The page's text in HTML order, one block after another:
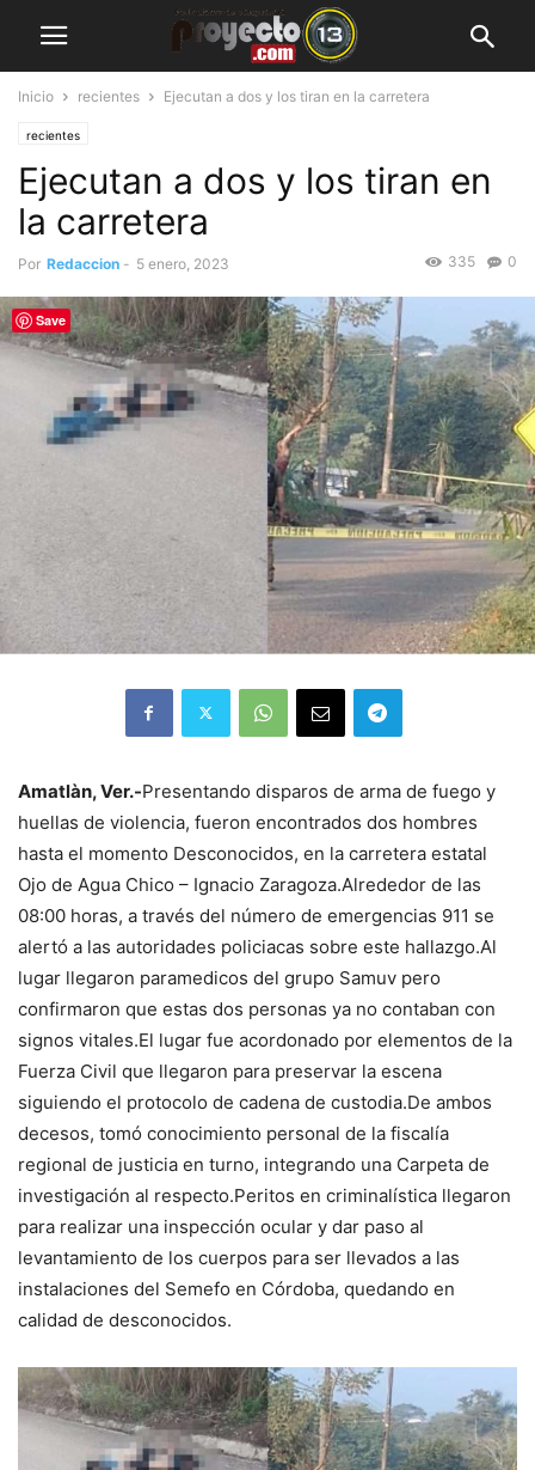
Inicio recientes Ejecutan a dos y los tiran en la carretera
recientes
Ejecutan a dos y los tiran en
la carretera
Por Redaccion - 5 enero, 2023 0
335
Amatlàn, Ver.-Presentando disparos de arma de fuego y
huellas de violencia, fueron encontrados dos hombres
hasta el momento Desconocidos, en la carretera estatal
Ojo de Agua Chico – Ignacio Zaragoza.Alrededor de las
08:00 horas, a través del número de emergencias 911 se
alertó a las autoridades policiacas sobre este hallazgo.Al
lugar llegaron paramedicos del grupo Samuv pero
confirmaron que estas dos personas ya no contaban con
signos vitales.El lugar fue acordonado por elementos de la
Fuerza Civil que llegaron para preservar la escena
siguiendo el protocolo de cadena de custodia.De ambos
decesos, tomó conocimiento personal de la fiscalía
regional de justicia en turno, integrando una Carpeta de
investigación al respecto.Peritos en criminalística llegaron
para realizar una inspección ocular y dar paso al
levantamiento de los cuerpos para ser llevados a las
instalaciones del Semefo en Córdoba, quedando en
calidad de desconocidos.
Save